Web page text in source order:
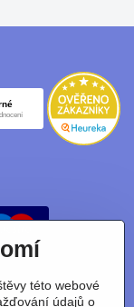
této webové
údajů o